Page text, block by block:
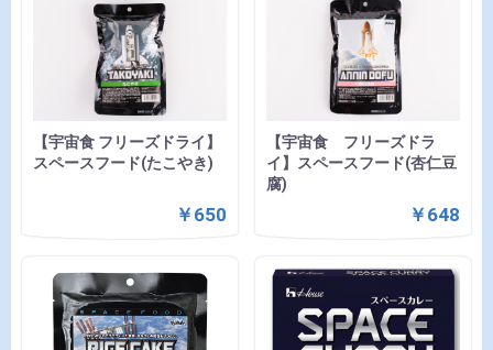
【宇宙食 フリーズドライ】
スペースフード(たこやき)
￥650
【宇宙食 フリーズドラ
イ】スペースフード(杏仁豆
腐)
￥648